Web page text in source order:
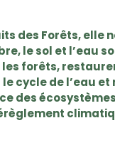
des Forêts, elle
le sol et l’eau
forêts,
cycle de l’eau
des